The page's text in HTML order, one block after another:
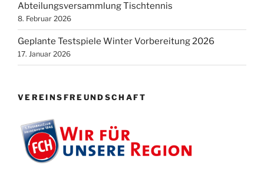
Abteilungsversammlung Tischtennis
8. Februar 2026
Geplante Testspiele Winter Vorbereitung 2026
17. Januar 2026
VEREINSFREUNDSCHAFT